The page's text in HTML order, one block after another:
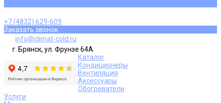
+7 (4832) 629-609
Заказать звонок
info@climat-cold.ru
г. Брянск, ул. Фрунзе 64А
Каталог
Кондиционеры
Вентиляция
Аксессуары
Обогреватели
Услуги